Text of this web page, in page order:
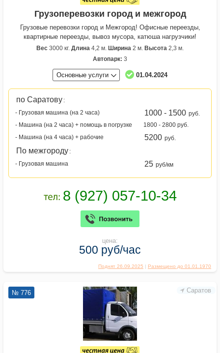
Поднят 26.09.2025 | Размещено до 01.01.1970
Грузоперевозки город и межгород
Грузовые перевозки город и Межгород! Офисные переезды,
квартирные переезды, вывоз мусора, катюша нагрузчики!
Вес 3000 кг. Длина 4,2 м. Ширина 2 м. Высота 2,3 м.
Автопарк: 3
Основные услуги 01.04.2024
по Саратову :
- Грузовая машина (на 2 часа)
1000 - 1500 руб.
- Машина (на 2 часа) + помощь в погрузке
1800 - 2800 руб.
- Машина (на 4 часа) + рабочие
5200 руб.
По межгороду :
- Грузовая машина
25 руб/км
цена:
500 руб/час
Саратов
№ 776